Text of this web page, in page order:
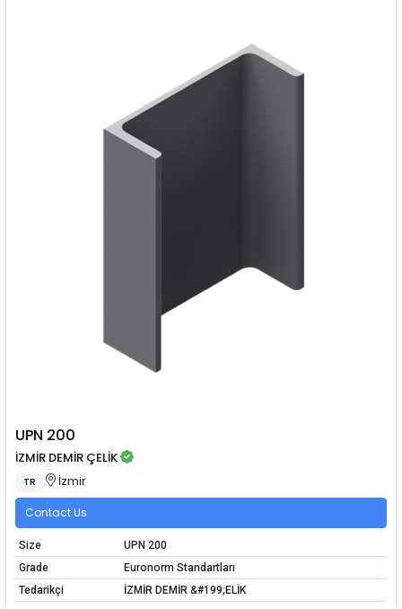
UPN 200
İZMİR DEMİR ÇELİK
TR İzmir
Contact Us
Size
UPN 200
Grade
Euronorm Standartları
Tedarikçi
İZMİR DEMİR &#199;ELİK